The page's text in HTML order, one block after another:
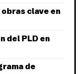
clave en
del PLD en
de